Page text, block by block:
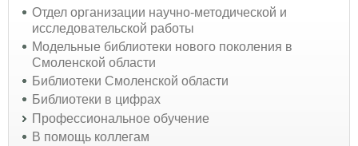
Отдел организации научно-методической и
исследовательской работы
Модельные библиотеки нового поколения в
Смоленской области
Библиотеки Смоленской области
Библиотеки в цифрах
Профессиональное обучение
В помощь коллегам